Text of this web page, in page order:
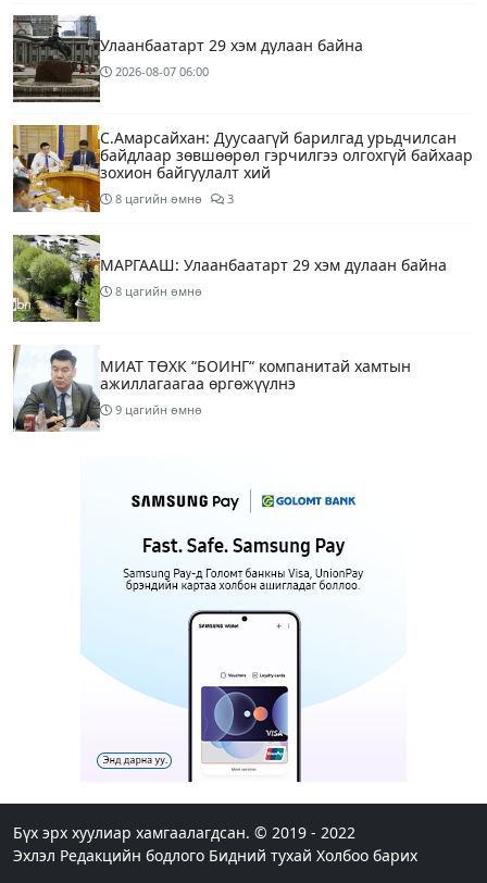
Улаанбаатарт 29 хэм дулаан байна
2026-08-07 06:00
С.Амарсайхан: Дуусаагүй барилгад урьдчилсан
байдлаар зөвшөөрөл гэрчилгээ олгохгүй байхаар
зохион байгуулалт хий
8 цагийн өмнө 3
МАРГААШ: Улаанбаатарт 29 хэм дулаан байна
8 цагийн өмнө
МИАТ ТӨХК “БОИНГ“ компанитай хамтын
ажиллагаагаа өргөжүүлнэ
9 цагийн өмнө
хураалт, хадлантай холбоотой ШТС-уудаар
зөөврийн саваар автобензин авч болно
Дуучин A Cool буюу Б.Анхбаяр Төв цэнгэлдэх
хүрээлэнгийн Үйл ажиллагаа, олон нийтийн
тоглолт хариуцсан захирлаар томилогджээ
“Хотын дарга сонсож байна” 150150 тусгай
дугаарыг наймдугаар сарын 14-нөөс ажиллуулж
12 цагийн өмнө
гэдэг хамгийн том аз завшаан
15 цагийн өмнө 1
Бүх эрх хуулиар хамгаалагдсан. © 2019 - 2022
Эхлэл Редакцийн бодлого Бидний тухай Холбоо барих